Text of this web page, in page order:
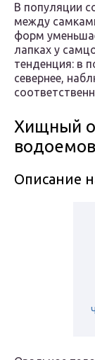
В популяции
между
форм
лапках у
тенденция: в
севернее,
Хищный
Описание